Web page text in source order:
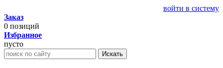
войти в систему
Заказ
0 позиций
Избранное
пусто
Искать